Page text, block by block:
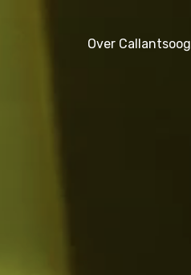
Over Callantsoog